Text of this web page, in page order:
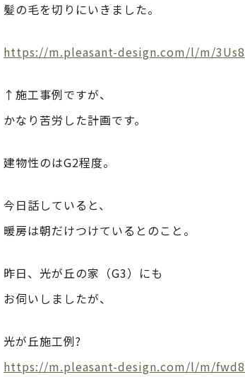
髪の毛を切りにいきました。
https://m.pleasant-design.com/l/m/
↑施工事例ですが、
かなり苦労した計画です。
建物性のはG2程度。
今日話していると、
暖房は朝だけつけているとのこと。
昨日、光が丘の家（G3）にも
お伺いしましたが、
光が丘施工例?
https://m.pleasant-design.com/l/m/